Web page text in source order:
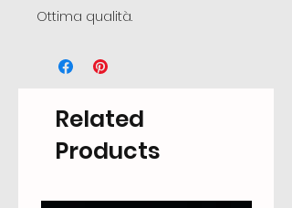
Ottima qualità.
Related
Products